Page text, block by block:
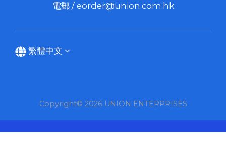
電郵 / eorder@union.com.hk
繁體中文
Copyright© 2026 UNION ENTERPRISES